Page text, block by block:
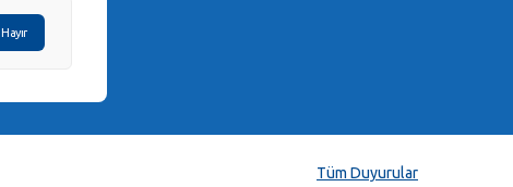
Hayır
Tüm Duyurular